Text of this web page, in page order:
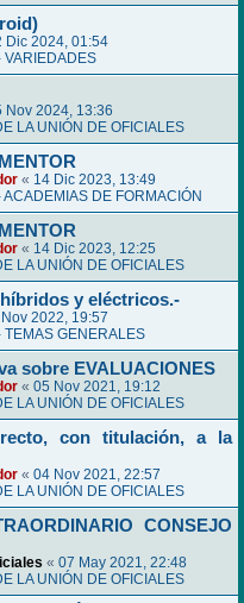
Dic 2024, 01:54
VARIEDADES
Nov 2024, 13:36
LA UNIÓN DE OFICIALES
« 14 Dic 2023, 13:49
ACADEMIAS DE FORMACIÓN
« 14 Dic 2023, 12:25
LA UNIÓN DE OFICIALES
y eléctricos.-
2022, 19:57
TEMAS GENERALES
sobre EVALUACIONES
« 05 Nov 2021, 19:12
LA UNIÓN DE OFICIALES
con titulación, a la
« 04 Nov 2021, 22:57
LA UNIÓN DE OFICIALES
CONSEJO
« 07 May 2021, 22:48
LA UNIÓN DE OFICIALES